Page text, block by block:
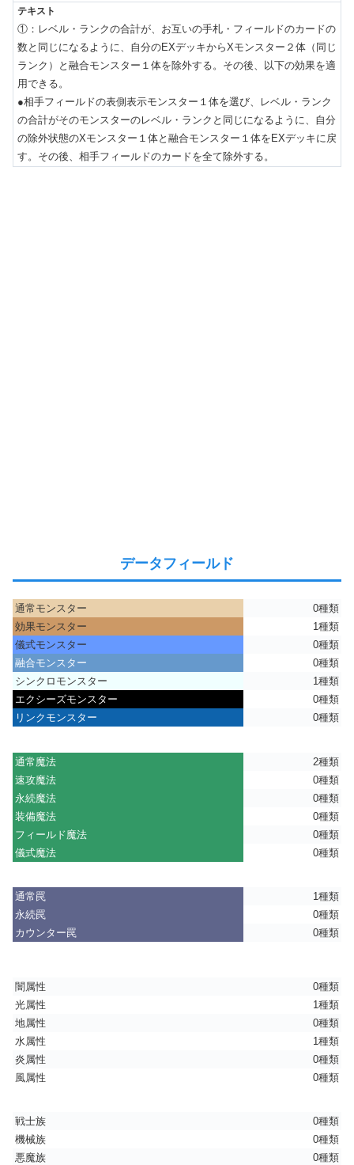
①：レベル・ランクの合計が、お互いの手札・フィールドのカードの
数と同じになるように、自分のEXデッキからXモンスター２体（同じ
ランク）と融合モンスター１体を除外する。その後、以下の効果を適
用できる。
●相手フィールドの表側表示モンスター１体を選び、レベル・ランク
の合計がそのモンスターのレベル・ランクと同じになるように、自分
の除外状態のXモンスター１体と融合モンスター１体をEXデッキに戻
す。その後、相手フィールドのカードを全て除外する。
データフィールド
通常モンスター
0種類
効果モンスター
1種類
儀式モンスター
0種類
融合モンスター
0種類
シンクロモンスター
1種類
エクシーズモンスター
0種類
リンクモンスター
0種類
通常魔法
2種類
速攻魔法
0種類
永続魔法
0種類
装備魔法
0種類
フィールド魔法
0種類
儀式魔法
0種類
通常罠
1種類
永続罠
0種類
カウンター罠
0種類
闇属性
0種類
光属性
1種類
地属性
0種類
水属性
1種類
炎属性
0種類
風属性
0種類
戦士族
0種類
機械族
0種類
悪魔族
0種類